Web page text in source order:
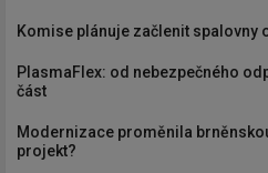
Komise plánuje začlenit spalovny
PlasmaFlex: od nebezpečného
část
Modernizace proměnila
projekt?